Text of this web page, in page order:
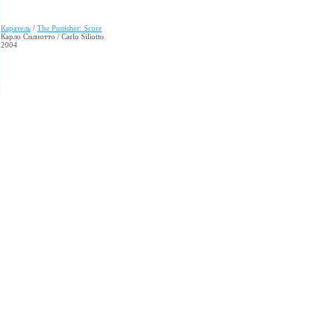
Каратель/ The Punisher: Score
Карло Силиотто / Carlo Siliotto
2004